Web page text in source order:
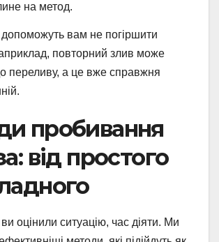
на метод.
допоможуть вам не погіршити
повторний злив може
переливу, а це вже справжня
пробивання
від простого
оцінили ситуацію, час діяти. Ми